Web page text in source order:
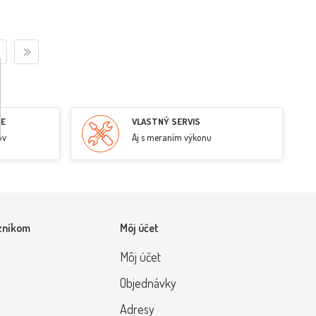
VLASTNÝ SERVIS
Aj s meraním výkonu
Môj účet
Môj účet
Objednávky
Adresy